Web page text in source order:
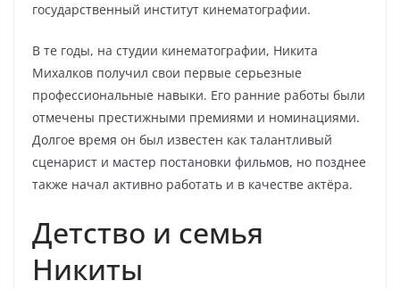
государственный институт кинематографии.
В те годы, на студии кинематографии, Никита
Михалков получил свои первые серьезные
профессиональные навыки. Его ранние работы были
отмечены престижными премиями и номинациями.
Долгое время он был известен как талантливый
сценарист и мастер постановки фильмов, но позднее
также начал активно работать и в качестве актёра.
Детство и семья
Никиты